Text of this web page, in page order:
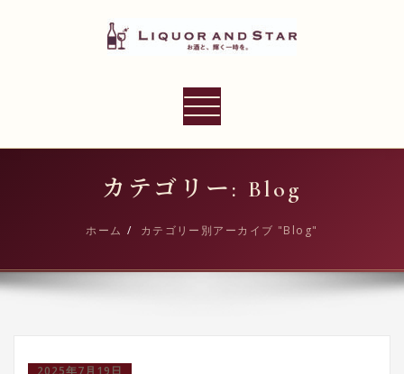
プ
LIQUOR AND STAR
ナ
ョ
切
カテゴリー: Blog
ホーム カテゴリー別アーカイブ "Blog"
2025年7月19日